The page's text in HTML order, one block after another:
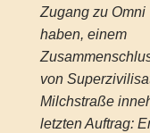
Zugang zu Omni
haben, einem
von
Milchstraße
letzten Auftrag: